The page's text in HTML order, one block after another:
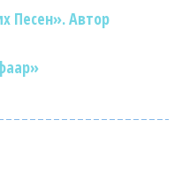
Песен». Автор